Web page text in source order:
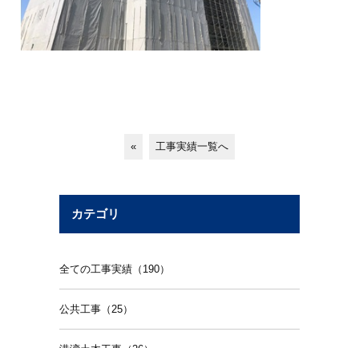
« 工事実績一覧へ
カテゴリ
全ての工事実績（190）
公共工事（25）